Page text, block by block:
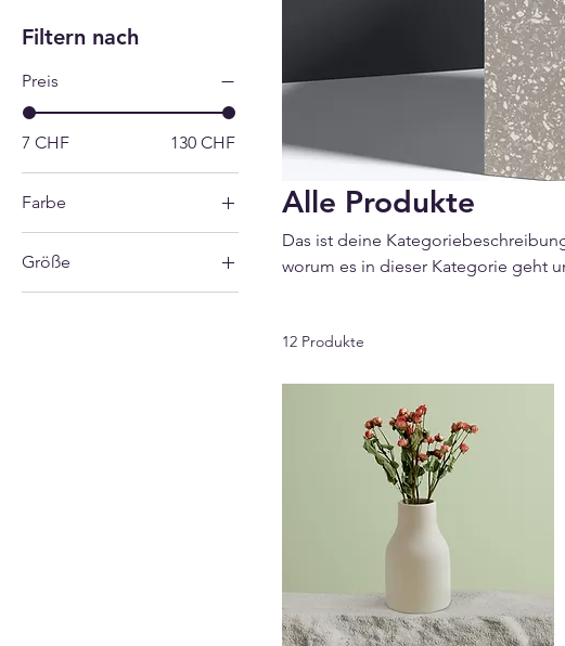
Filtern nach
Preis
7 CHF 130 CHF
Farbe
Größe
Alle Produkte
Das ist deine
worum es in dieser Kategorie geht
12 Produkte